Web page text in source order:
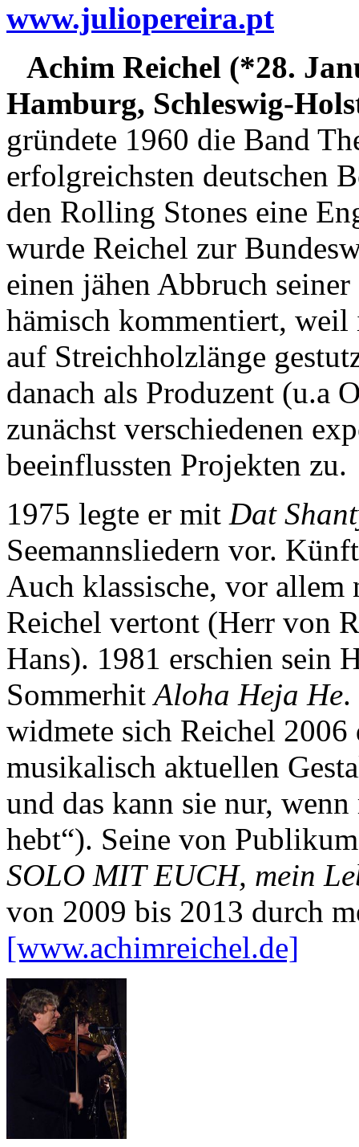
www.juliopereira.pt
Achim Reichel (*28.
Hamburg, Schleswig-
gründete 1960 die Band
erfolgreichsten deutschen
den Rolling Stones eine
wurde Reichel zur
einen jähen Abbruch
hämisch kommentiert, weil
auf Streichholzlänge
danach als Produzent (u.a
zunächst verschiedenen
beeinflussten Projekten zu.
1975 legte er mit Dat
Seemannsliedern vor.
Auch klassische, vor
Reichel vertont (Herr von
Hans). 1981 erschien sein
SommerhitAloha Heja He
widmete sich Reichel
musikalisch aktuellen
und das kann sie nur,
hebt“). Seine von
SOLO MIT EUCH, mein
von 2009 bis 2013 durch
[www.achimreichel.de]